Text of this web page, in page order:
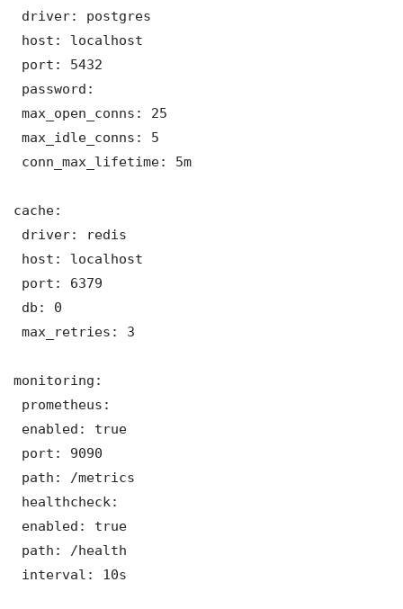
driver: postgres
host: localhost
port: 5432
password:
max_open_conns: 25
max_idle_conns: 5
conn_max_lifetime: 5m
cache:
driver: redis
host: localhost
port: 6379
db: 0
max_retries: 3
monitoring:
prometheus:
enabled: true
port: 9090
path: /metrics
healthcheck:
enabled: true
path: /health
interval: 10s